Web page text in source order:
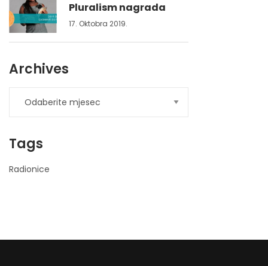
Pluralism nagrada
17. Oktobra 2019.
Archives
Tags
Radionice